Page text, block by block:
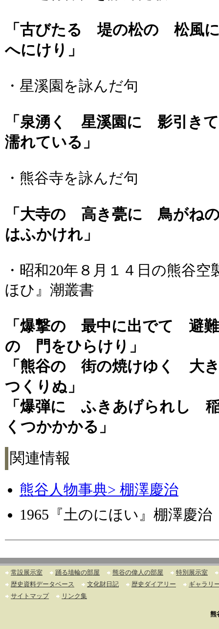
「古びたる 堤の松の 松風
へにけり」
・星溪園を詠んだ句
「泉湧く 星溪園に 影引
濡れている」
・熊谷寺を詠んだ句
「大寺の 高き甍に 鳥がね
はふかけれ」
・昭和20年８月１４日の熊谷
ほひ』潮叢書
「爆撃の 最中に出でて 避
の 門をひらけり」
「熊谷の 街の焼けゆく 大
つくりぬ」
「爆弾に ふきあげられし
くつかかかる」
関連情報
熊谷人物事典> 棚澤慶治
1965『土のにほい』棚澤慶
常設展示室 踊る埴輪の部屋 熊谷の偉人の部屋
特別展示室
歴史資料データベース
文化財日記 歴史ダイアリー
ギャラリ
サイトマップ
リンク集
熊